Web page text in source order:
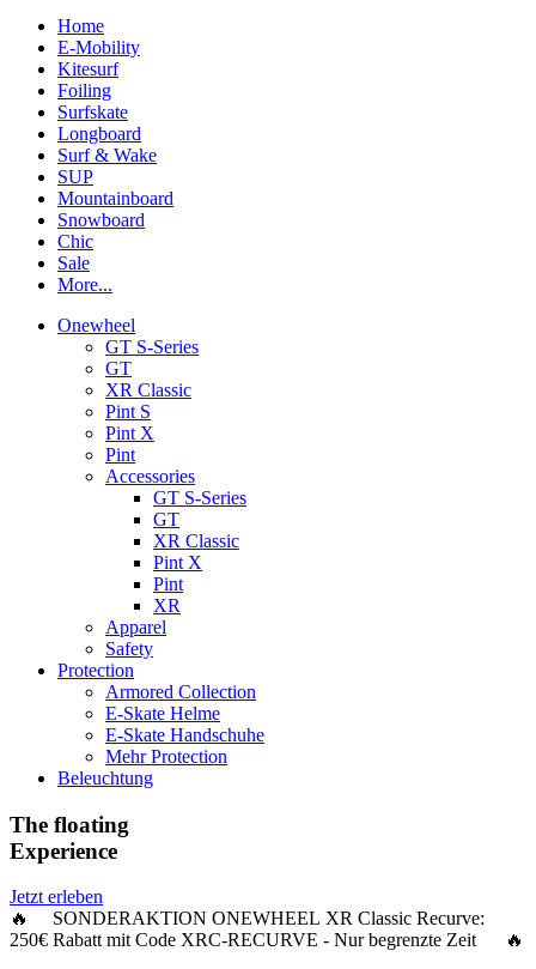
Home
E-Mobility
Kitesurf
Foiling
Surfskate
Longboard
Surf & Wake
SUP
Mountainboard
Snowboard
Chic
Sale
More...
Onewheel
GT S-Series
GT
XR Classic
Pint S
Pint X
Pint
Accessories
GT S-Series
GT
XR Classic
Pint X
Pint
XR
Apparel
Safety
Protection
Armored Collection
E-Skate Helme
E-Skate Handschuhe
Mehr Protection
Beleuchtung
The floating
Experience
Jetzt erleben
🔥 SONDERAKTION ONEWHEEL XR Classic Recurve:
250€ Rabattmit Code XRC-RECURVE - Nur begrenzte Zeit 🔥